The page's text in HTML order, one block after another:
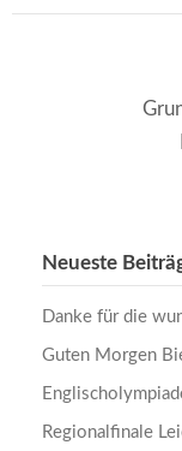
Neueste
Danke für die
Guten Morgen
Regionalfinale